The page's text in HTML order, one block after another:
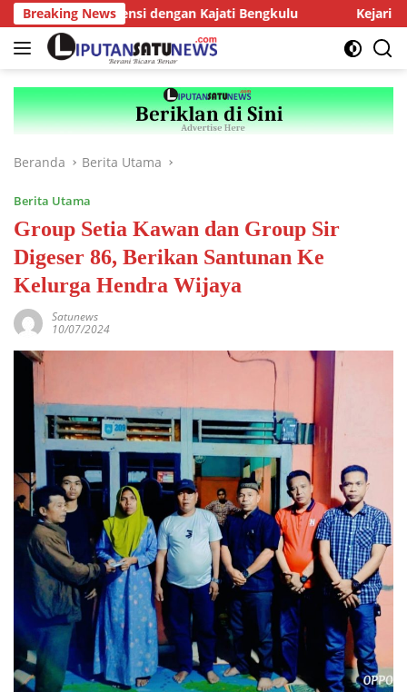
Langsung
ke
konten
Breaking News
AMJ Audiensi dengan Kajati Bengkulu Kejari
Beranda Berita Utama
Berita Utama
Group Setia Kawan dan Group Sir
Digeser 86, Berikan Santunan Ke
Kelurga Hendra Wijaya
Satunews
10/07/2024